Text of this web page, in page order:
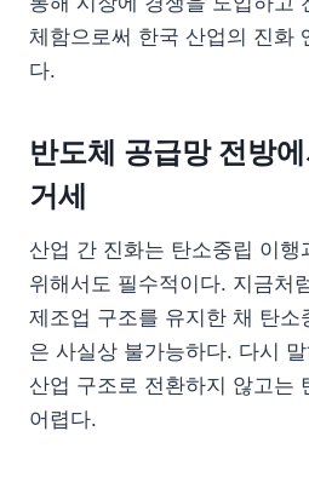
체함으로써 한국 산업의 진화
다.
반도체 공급망 전방
거세
산업 간 진화는 탄소중립 이행
위해서도 필수적이다. 지금처
제조업 구조를 유지한 채 탄소
은 사실상 불가능하다. 다시
산업 구조로 전환하지 않고는
어렵다.